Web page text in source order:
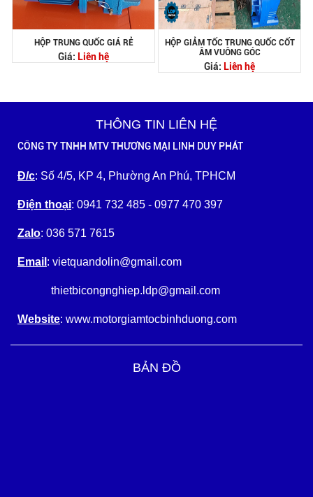
HỘP TRUNG QUỐC GIÁ RẺ
Giá: Liên hệ
HỘP GIẢM TỐC TRUNG QUỐC CỐT
ÂM VUÔNG GÓC
Giá: Liên hệ
THÔNG TIN LIÊN HỆ
CÔNG TY TNHH MTV THƯƠNG MẠI LINH DUY PHÁT
Đ/c: Số 4/5, KP 4, Phường An Phú, TPHCM
Điện thoại: 0941 732 485 - 0977 470 397
Zalo: 036 571 7615
Email : vietquandolin@gmail.com
thietbicongnghiep.ldp@gmail.com
Website: www.motorgiamtocbinhduong.com
BẢN ĐỒ